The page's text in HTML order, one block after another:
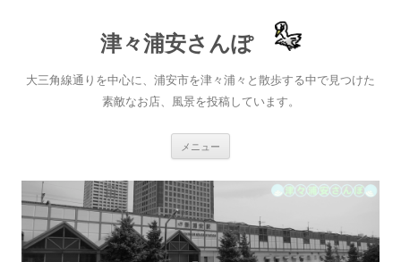
津々浦安さんぽ
大三角線通りを中心に、浦安市を津々浦々と散歩する中で見つけた
素敵なお店、風景を投稿しています。
メニュー
ン
キ
ッ
プ